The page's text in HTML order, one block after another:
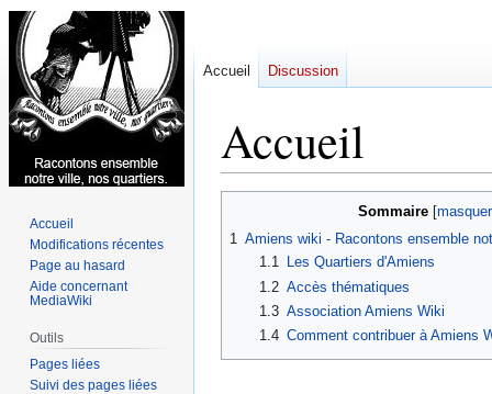
Accueil
Sommaire
1 Amiens wiki - Racontons ensemble
1.1
Les Quartiers d'Amiens
1.2 Accès thématiques
1.3 Association Amiens Wiki
1.4 Comment contribuer à Amiens
Accueil Discussion
Accueil
Modifications récentes
Page au hasard
Aide concernant
MediaWiki
Outils
Pages liées
Suivi des pages liées